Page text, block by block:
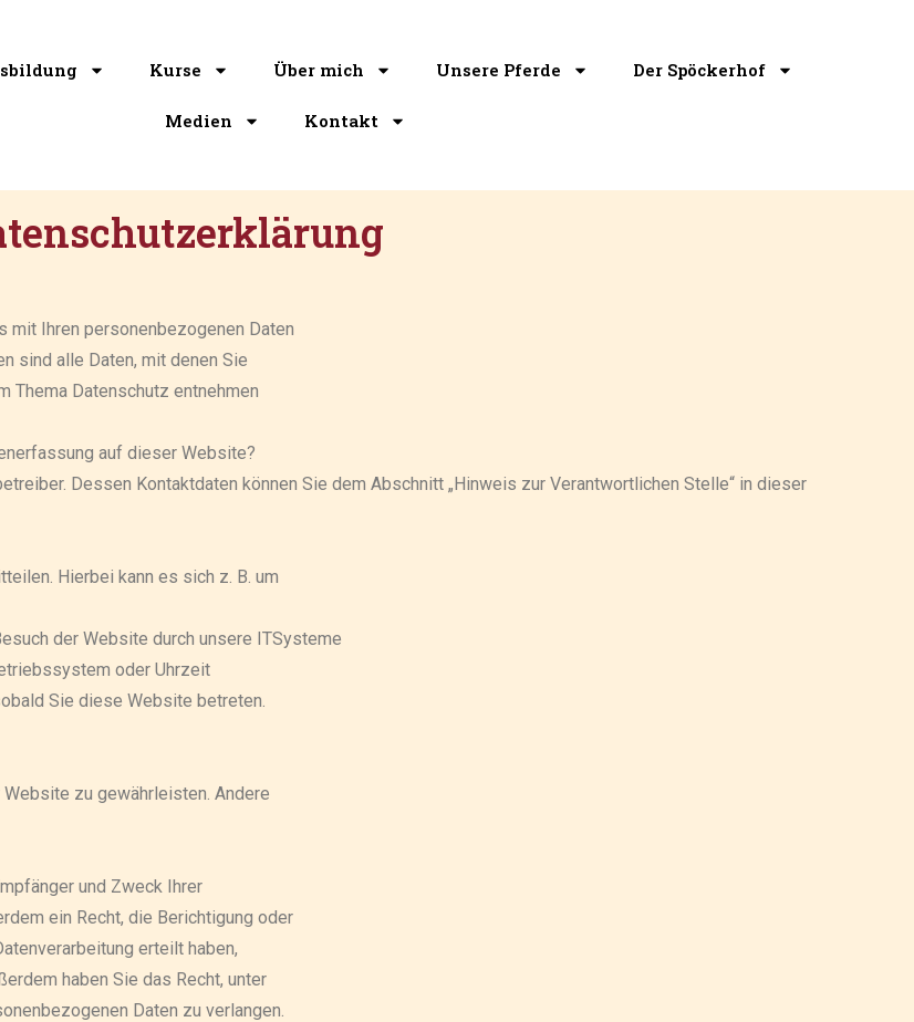
Kurse Über mich Unsere Pferde Der Spöckerhof
Medien Kontakt
mit Ihren personenbezogenen Daten
sind alle Daten, mit denen Sie
Thema Datenschutz entnehmen
auf dieser Website?
Dessen Kontaktdaten können Sie dem Abschnitt „Hinweis zur Verantwortlichen Stelle“ in dieser
Hierbei kann es sich z. B. um
der Website durch unsere ITSysteme
oder Uhrzeit
Sie diese Website betreten.
zu gewährleisten. Andere
und Zweck Ihrer
ein Recht, die Berichtigung oder
erteilt haben,
haben Sie das Recht, unter
Daten zu verlangen.